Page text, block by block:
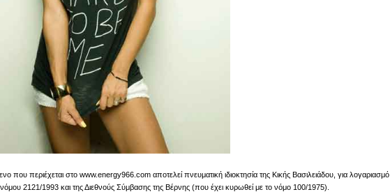
που περιέχεται στο www.energy966.com αποτελεί πνευματική ιδιοκτησία της Κικής Βασιλειάδου, για λογαριασμό
2121/1993 και της Διεθνούς Σύμβασης της Βέρνης (που έχει κυρωθεί με το νόμο 100/1975).